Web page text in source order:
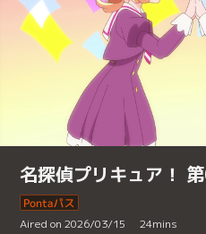
名探偵プリキュア！
Aired on 2026/03/15 24mins